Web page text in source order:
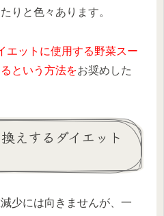
りと色々あります。
エットに使用する野菜スー
という方法をお奨めした
えするダイエット
少には向きませんが、一